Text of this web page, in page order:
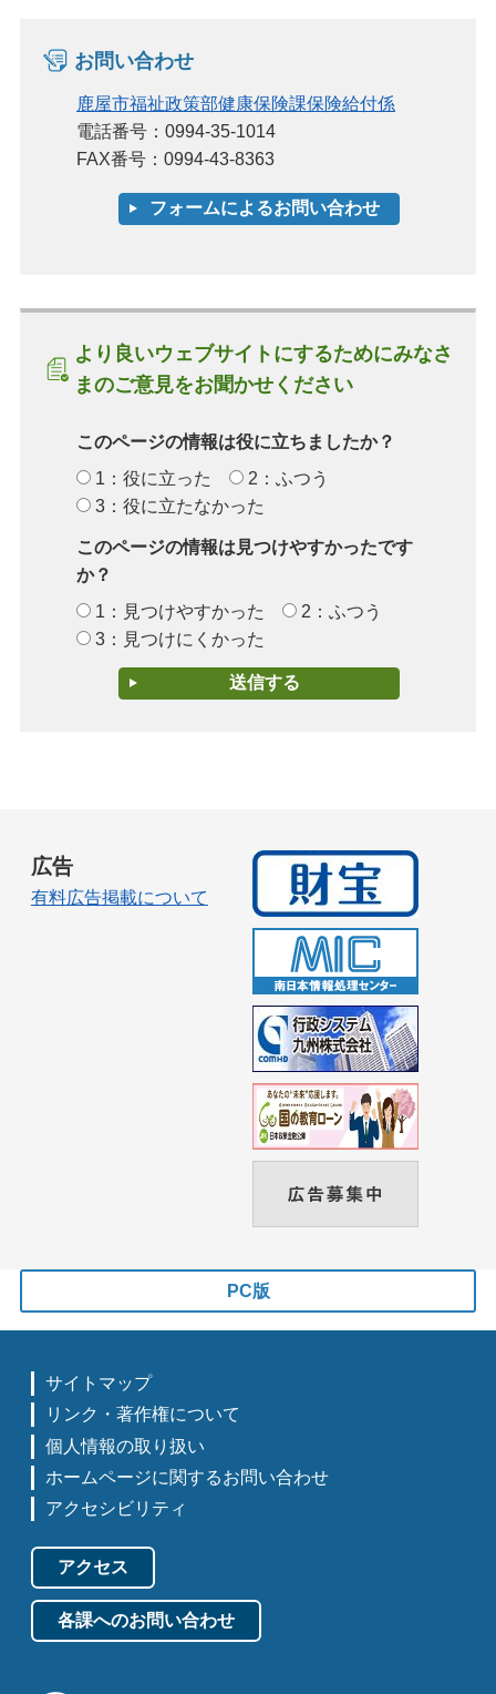
お問い合わせ
鹿屋市福祉政策部健康保険課保険給付係
電話番号：0994-35-1014
FAX番号：0994-43-8363
より良いウェブサイトにするためにみなさ
まのご意見をお聞かせください
このページの情報は役に立ちましたか？
1：役に立った
2：ふつう
3：役に立たなかった
このページの情報は見つけやすかったです
か？
1：見つけやすかった
2：ふつう
3：見つけにくかった
広告
有料広告掲載について
PC版
サイトマップ
リンク・著作権について
個人情報の取り扱い
ホームページに関するお問い合わせ
アクセシビリティ
アクセス
各課へのお問い合わせ